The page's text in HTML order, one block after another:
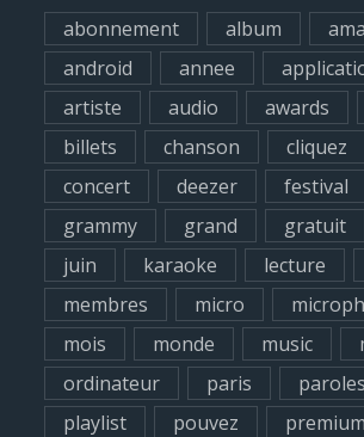
h
f
o
abonnement album
android
annee
artiste
audio awards
billets
chanson cliquez
concert
deezer festival
grammy
grand gratuit
juin
karaoke lecture
membres
micro
mois
monde music
ordinateur
paris
paroles
playlist
pouvez
premium